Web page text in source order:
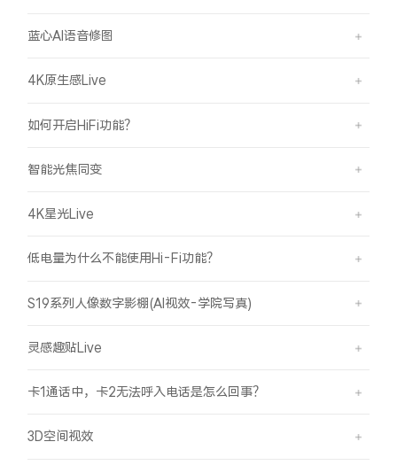
蓝心AI语音修图
4K原生感Live
如何开启HiFi功能？
智能光焦同变
4K星光Live
低电量为什么不能使用Hi-Fi功能？
S19系列人像数字影棚(AI视效-学院写真)
灵感趣贴Live
卡1通话中，卡2无法呼入电话是怎么回事？
3D空间视效